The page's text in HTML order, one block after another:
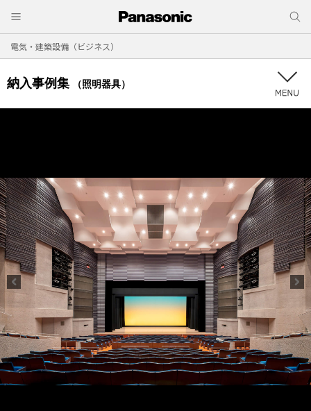
電気・建築設備（ビジネス）
納入事例集 （照明器具）